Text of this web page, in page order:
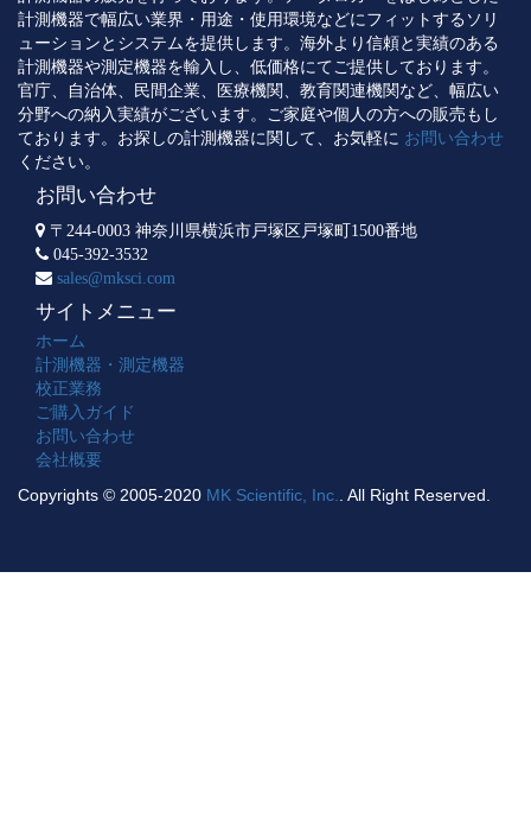
計測機器で幅広い業界・用途・使用環境などにフィットするソリ
ューションとシステムを提供します。海外より信頼と実績のある
計測機器や測定機器を輸入し、低価格にてご提供しております。
官庁、自治体、民間企業、医療機関、教育関連機関など、幅広い
分野への納入実績がございます。ご家庭や個人の方への販売もし
ております。お探しの計測機器に関して、お気軽に お問い合わせ
ください。
お問い合わせ
〒244-0003 神奈川県横浜市戸塚区戸塚町1500番地
045-392-3532
sales@mksci.com
サイトメニュー
ホーム
計測機器・測定機器
校正業務
ご購入ガイド
お問い合わせ
会社概要
Copyrights © 2005-2020 MK Scientific, Inc. . All Right Reserved.